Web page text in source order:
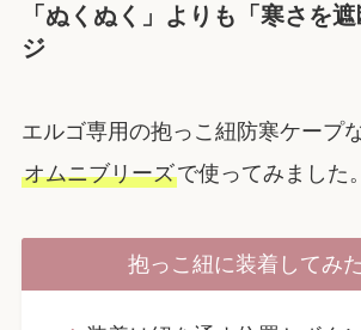
「ぬくぬく」よりも「寒さを
ジ
エルゴ専用の抱っこ紐防寒ケープ
オムニブリーズで使ってみました。
抱っこ紐に装着してみ